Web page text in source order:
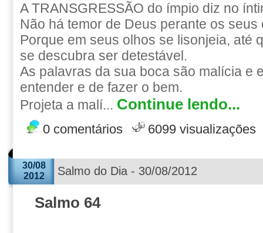
A TRANSGRESSÃO do ímpio diz no
Não há temor de Deus perante os seus
Porque em seus olhos se lisonjeia, até
se descubra ser detestável.
As palavras da sua boca são malícia e
entender e de fazer o bem.
Projeta a malí... Continue lendo...
0 comentários 6099 visualizações
30/08
2012
Salmo do Dia - 30/08/2012
Salmo 64